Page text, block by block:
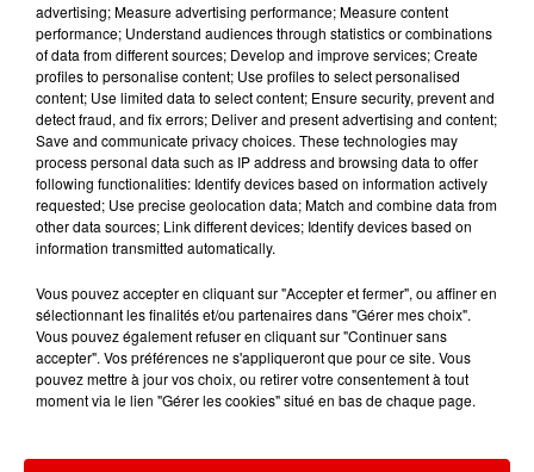
advertising; Measure advertising performance; Measure content
performance; Understand audiences through statistics or combinations
of data from different sources; Develop and improve services; Create
profiles to personalise content; Use profiles to select personalised
content; Use limited data to select content; Ensure security, prevent and
detect fraud, and fix errors; Deliver and present advertising and content;
Save and communicate privacy choices. These technologies may
process personal data such as IP address and browsing data to offer
following functionalities: Identify devices based on information actively
requested; Use precise geolocation data; Match and combine data from
other data sources; Link different devices; Identify devices based on
information transmitted automatically.
Vous pouvez accepter en cliquant sur "Accepter et fermer", ou affiner en
sélectionnant les finalités et/ou partenaires dans "Gérer mes choix".
Vous pouvez également refuser en cliquant sur "Continuer sans
accepter". Vos préférences ne s'appliqueront que pour ce site. Vous
pouvez mettre à jour vos choix, ou retirer votre consentement à tout
moment via le lien "Gérer les cookies" situé en bas de chaque page.